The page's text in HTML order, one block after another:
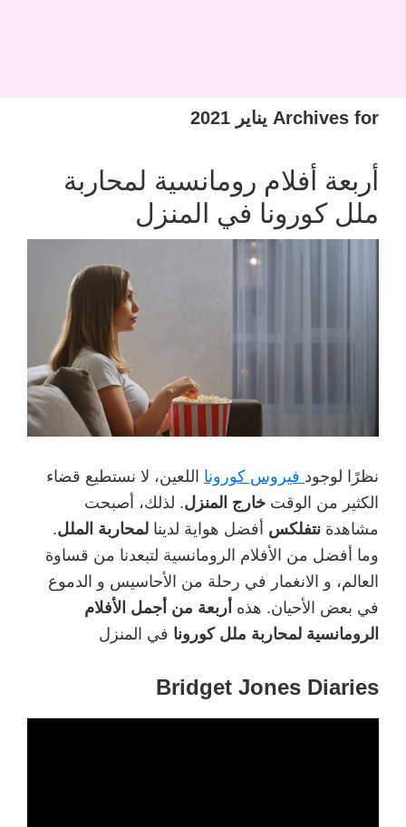
Archives for يناير 2021
أربعة أفلام رومانسية لمحاربة
ملل كورونا في المنزل
نظرًا لوجود فيروس كورونا اللعين، لا نستطيع قضاء
الكثير من الوقت خارج المنزل. لذلك، أصبحت
مشاهدة نتفلكس أفضل هواية لدينا لمحاربة الملل.
وما أفضل من الأفلام الرومانسية لتبعدنا من قساوة
العالم، و الانغمار في رحلة من الأحاسيس و الدموع
في بعض الأحيان. هذه أربعة من أجمل الأفلام
الرومانسية لمحاربة ملل كورونا في المنزل
Bridget Jones Diaries